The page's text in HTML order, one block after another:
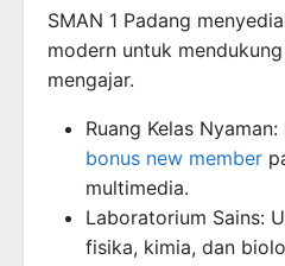
SMAN 1 Padang
modern untuk
mengajar.
Ruang Kelas
bonus new member
multimedia.
Laboratorium Sains:
fisika, kimia, dan